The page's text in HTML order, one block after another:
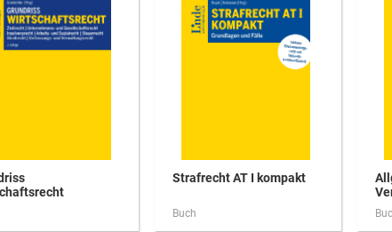
Strafrecht AT I kompakt
Buch